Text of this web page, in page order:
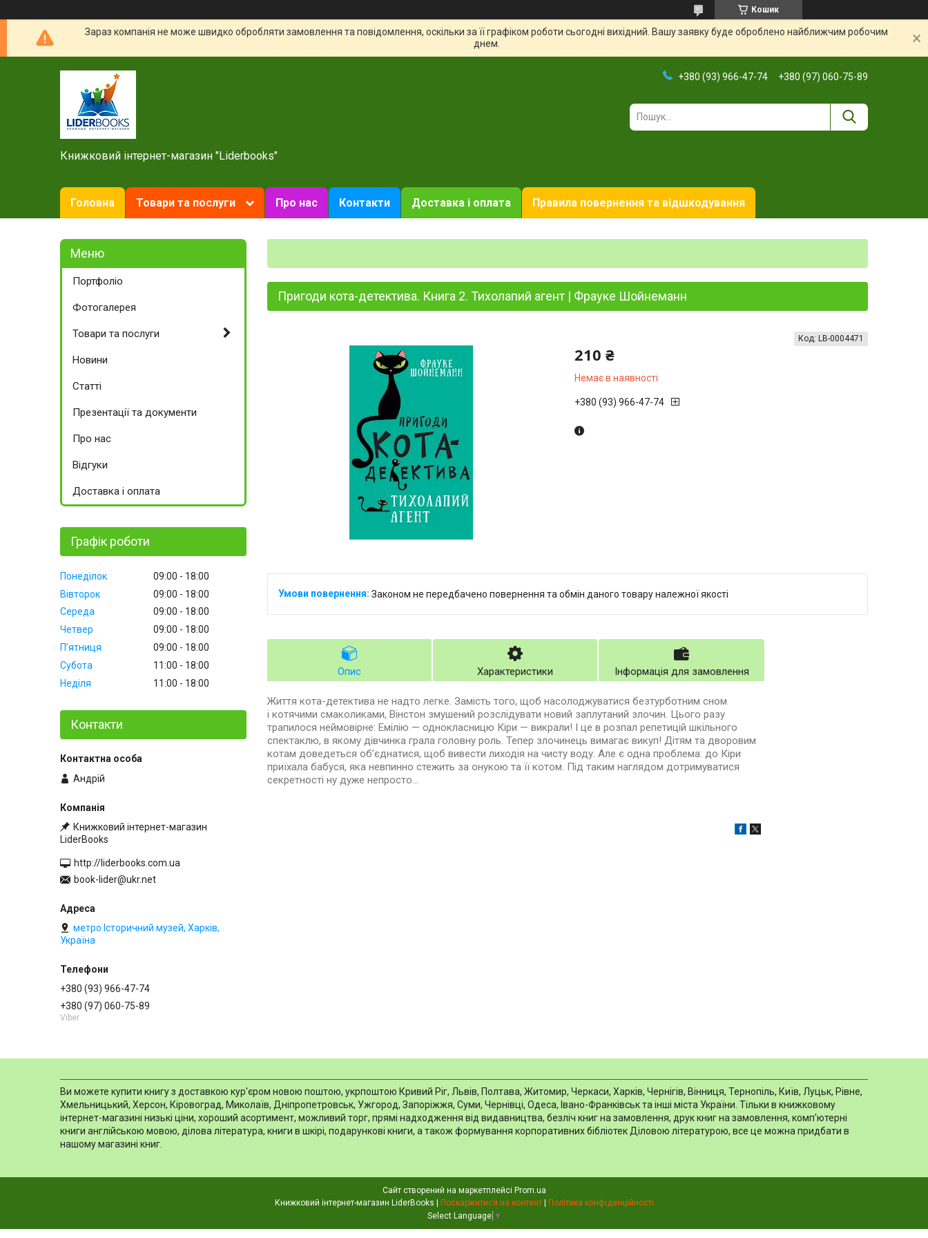
Кошик
Зараз компанія не може швидко обробляти замовлення та повідомлення, оскільки за її графіком роботи сьогодні вихідний. Вашу заявку буде оброблено найближчим робочим
днем.
Книжковий інтернет-магазин "Liderbooks"
+380 (93) 966-47-74 +380 (97) 060-75-89
Головна Товари та послуги Про нас Контакти Доставка і оплата Правила повернення та відшкодування
Пригоди кота-детектива. Книга 2. Тихолапий агент | Фрауке Шойнеманн
210 ₴
Немає в наявності
Код: LB-0004471
+380 (93) 966-47-74
Законом не передбачено повернення та обмін даного товару належної якості
Опис Характеристики Інформація для замовлення
Життя кота-детектива не надто легке. Замість того, щоб насолоджуватися безтурботним сном
і котячими смаколиками, Вінстон змушений розслідувати новий заплутаний злочин. Цього разу
трапилося неймовірне: Емілію — однокласницю Кіри — викрали! І це в розпал репетицій шкільного
спектаклю, в якому дівчинка грала головну роль. Тепер злочинець вимагає викуп! Дітям та дворовим
котам доведеться об’єднатися, щоб вивести лиходія на чисту воду. Але є одна проблема: до Кіри
приїхала бабуся, яка невпинно стежить за онукою та її котом. Під таким наглядом дотримуватися
секретності ну дуже непросто…
Портфоліо
Фотогалерея
Товари та послуги
Новини
Статті
Презентації та документи
Про нас
Відгуки
Доставка і оплата
Графік роботи
Понеділок 09:00
18:00
Вівторок
09:00
18:00
Середа
09:00
18:00
Четвер
09:00
18:00
Пʼятниця
09:00
18:00
Субота
11:00
18:00
Неділя
11:00 18:00
Контакти
Андрій
Книжковий інтернет-магазин
LiderBooks
http://liderbooks.com.ua
book-lider@ukr.net
метро Історичний музей, Харків,
Україна
+380 (93) 966-47-74
+380 (97) 060-75-89
Viber
Ви можете купити книгу з доставкою кур'єром новою поштою, укрпоштою Кривий Ріг, Львів, Полтава, Житомир, Черкаси, Харків, Чернігів, Вінниця, Тернопіль, Київ, Луцьк, Рівне,
Хмельницький, Херсон, Кіровоград, Миколаїв, Дніпропетровськ, Ужгород, Запоріжжя, Суми, Чернівці, Одеса, Івано-Франківськ та інші міста України. Тільки в книжковому
інтернет-магазині низькі ціни, хороший асортимент, можливий торг, прямі надходження від видавництва, безліч книг на замовлення, друк книг на замовлення, комп'ютерні
книги англійською мовою, ділова література, книги в шкірі, подарункові книги, а також формування корпоративних бібліотек Діловою літературою, все це можна придбати в
нашому магазині книг.
Сайт створений на маркетплейсі Prom.ua
Поскаржитися на контент
Політика конфіденційності
Select Language ▼